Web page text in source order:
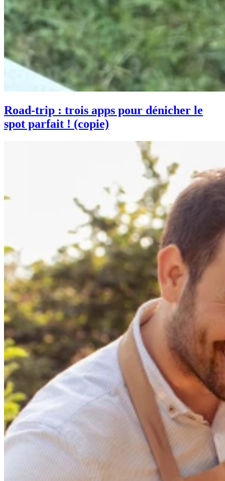
Road-trip : trois apps pour dénicher le
spot parfait ! (copie)